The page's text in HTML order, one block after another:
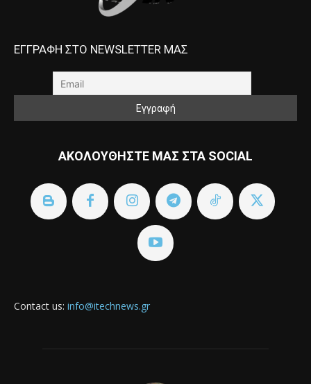
ΕΓΓΡΑΦΗ ΣΤΟ NEWSLETTER ΜΑΣ
ΑΚΟΛΟΥΘΗΣΤΕ ΜΑΣ ΣΤΑ SOCIAL
Contact us: info@itechnews.gr